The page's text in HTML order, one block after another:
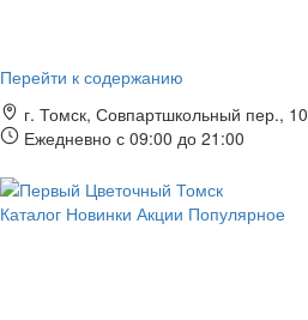
Перейти к содержанию
г. Томск, Совпартшкольный пер., 10
Ежедневно с 09:00 до 21:00
Каталог Новинки Акции Популярное